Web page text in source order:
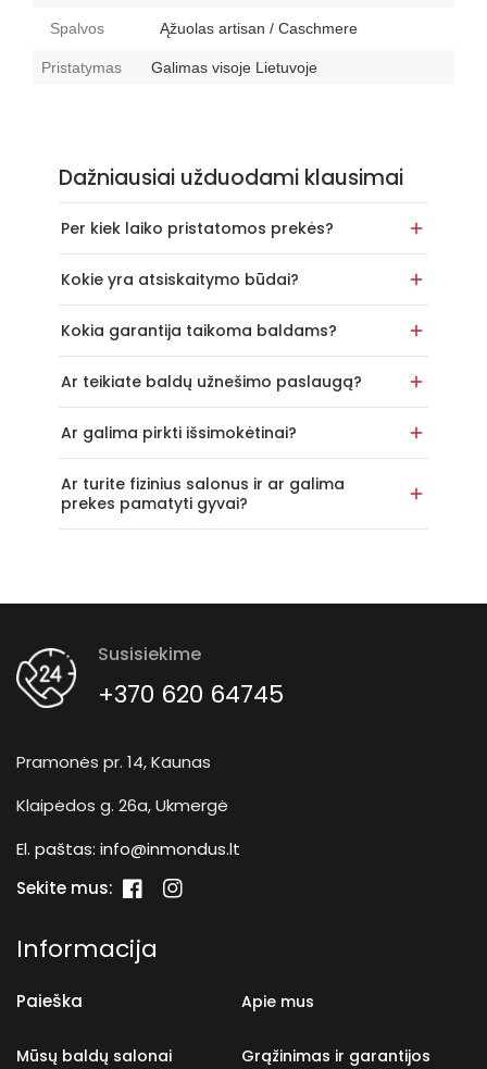
Spalvos Ąžuolas artisan / Caschmere
Pristatymas Galimas visoje Lietuvoje
Dažniausiai užduodami klausimai
Per kiek laiko pristatomos prekės?
Kokie yra atsiskaitymo būdai?
Kokia garantija taikoma baldams?
Ar teikiate baldų užnešimo paslaugą?
Ar galima pirkti išsimokėtinai?
Ar turite fizinius salonus ir ar galima
prekes pamatyti gyvai?
Susisiekime
+370 620 64745
Pramonės pr. 14, Kaunas
Klaipėdos g. 26a, Ukmergė
El. paštas: info@inmondus.lt
Sekite mus:
„Facebook“„Instagram“
Informacija
Paieška Apie mus
Mūsų baldų salonai Grąžinimas ir garantijos